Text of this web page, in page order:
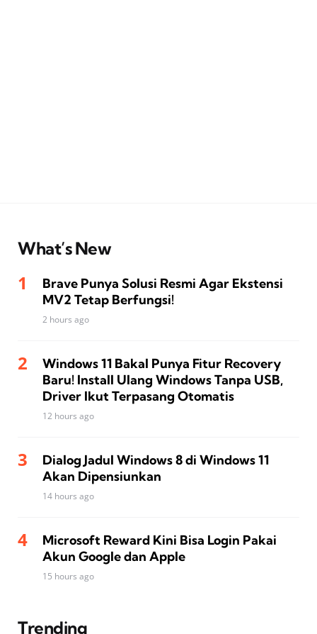
What’s New
Brave Punya Solusi Resmi Agar Ekstensi
MV2 Tetap Berfungsi!
2 hours ago
Windows 11 Bakal Punya Fitur Recovery
Baru! Install Ulang Windows Tanpa USB,
Driver Ikut Terpasang Otomatis
12 hours ago
Dialog Jadul Windows 8 di Windows 11
Akan Dipensiunkan
14 hours ago
Microsoft Reward Kini Bisa Login Pakai
Akun Google dan Apple
15 hours ago
Trending